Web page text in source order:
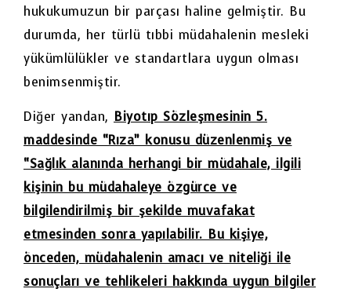
hukukumuzun bir parçası haline gelmiştir. Bu
durumda, her türlü tıbbi müdahalenin mesleki
yükümlülükler ve standartlara uygun olması
benimsenmiştir.
Diğer yandan, Biyotıp Sözleşmesinin 5.
maddesinde “Rıza” konusu düzenlenmiş ve
“Sağlık alanında herhangi bir müdahale, ilgili
kişinin bu müdahaleye özgürce ve
bilgilendirilmiş bir şekilde muvafakat
etmesinden sonra yapılabilir. Bu kişiye,
önceden, müdahalenin amacı ve niteliği ile
sonuçları ve tehlikeleri hakkında uygun bilgiler